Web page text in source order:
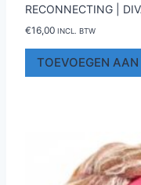
RECONNECTING |
€16,00 INCL. BTW
TOEVOEGEN